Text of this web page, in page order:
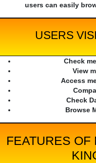
users can easily
USERS
Check
View
Access
Check
Browse
FEATURES OF